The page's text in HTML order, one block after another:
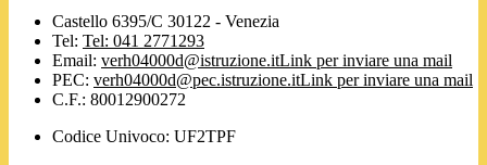
Castello 6395/C 30122 - Venezia
Tel: Tel: 041 2771293
Email: verh04000d@istruzione.itLink per inviare una mail
PEC: verh04000d@pec.istruzione.itLink per inviare una mail
C.F.: 80012900272
Codice Univoco: UF2TPF